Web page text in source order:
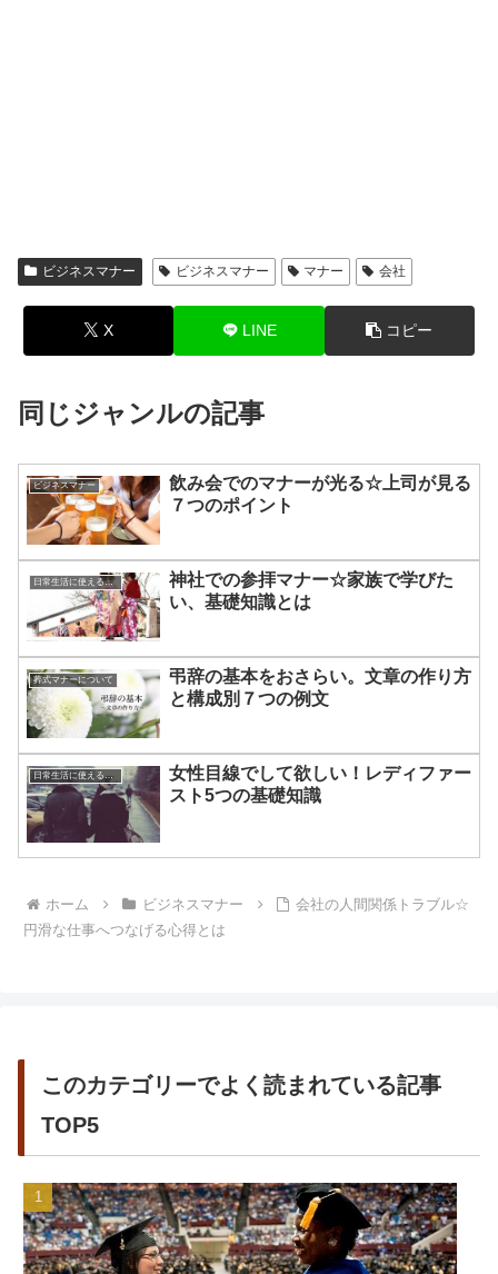
ビジネスマナー ビジネスマナー マナー 会社
X LINE コピー
同じジャンルの記事
ビジネスマナー
飲み会でのマナーが光る☆上司が見る
７つのポイント
日常生活に使える知識やマナー
神社での参拝マナー☆家族で学びた
い、基礎知識とは
葬式マナーについて
弔辞の基本をおさらい。文章の作り方
と構成別７つの例文
日常生活に使える知識やマナー
女性目線でして欲しい！レディファー
スト5つの基礎知識
ホーム ビジネスマナー
会社の人間関係トラブル☆
円滑な仕事へつなげる心得とは
このカテゴリーでよく読まれている記事
TOP5